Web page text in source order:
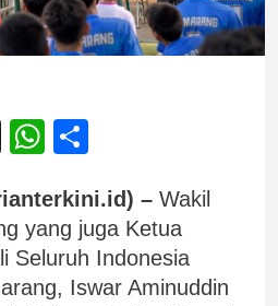
X WhatsApp
– Wakil
yang juga Ketua
Seluruh Indonesia
Iswar Aminuddin